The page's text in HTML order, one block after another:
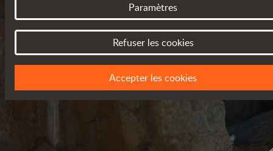
POLITIQUE DE
MISE À JOUR EN MARS 2018
Paramètres
Refuser les cookies
Accepter les cookies